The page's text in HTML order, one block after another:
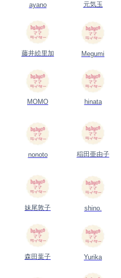
ayano 元気玉
藤井絵里加 Megumi
MOMO hinata
nonoto 稲田亜由子
妹尾敦子 shino.
森田葉子 Yurika